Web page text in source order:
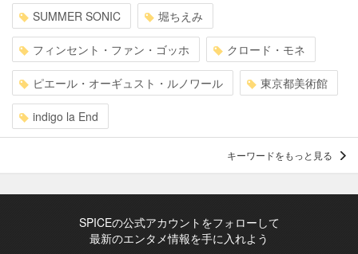
SUMMER SONIC 堀ちえみ
フィンセント・ファン・ゴッホ クロード・モネ
ピエール・オーギュスト・ルノワール 東京都美術館
indigo la End
キーワードをもっと見る
SPICEの公式アカウントをフォローして
最新のエンタメ情報を手に入れよう